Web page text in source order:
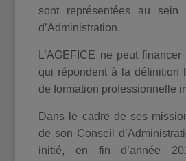
sont représentées au sein
d’Administration.
L’AGEFICE ne peut
qui répondent à la définition
de formation professionnelle
Dans le cadre de ses
de son Conseil
initié, en fin d’année